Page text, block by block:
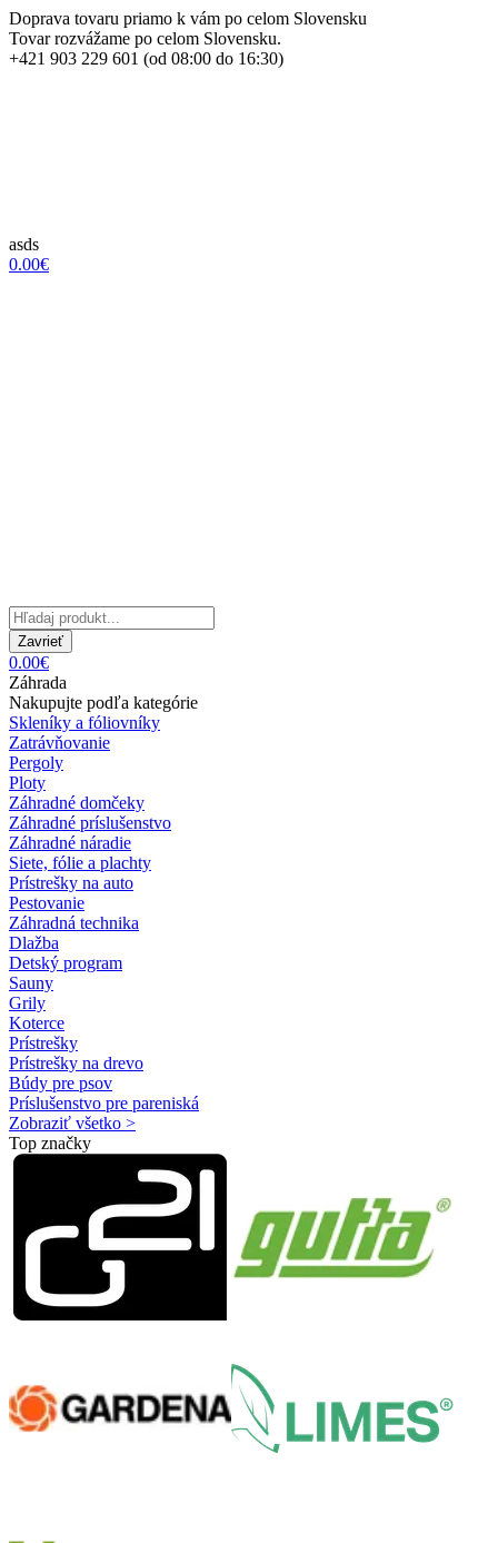
Doprava tovaru priamo k vám po celom Slovensku
Tovar rozvážame po celom Slovensku.
+421 903 229 601 (od 08:00 do 16:30)
asds
0.00€
Zavrieť
0.00€
Záhrada
Nakupujte podľa kategórie
Skleníky a fóliovníky
Zatrávňovanie
Pergoly
Ploty
Záhradné domčeky
Záhradné príslušenstvo
Záhradné náradie
Siete, fólie a plachty
Prístrešky na auto
Pestovanie
Záhradná technika
Dlažba
Detský program
Sauny
Grily
Koterce
Prístrešky
Prístrešky na drevo
Búdy pre psov
Príslušenstvo pre pareniská
Zobraziť všetko >
Top značky